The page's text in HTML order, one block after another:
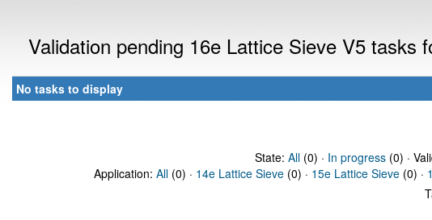
Validation pending 16e Lattice Sieve V5 tasks
No tasks to display
State: All(0) · In progress(0) ·
Application: All (0) · 14e Lattice Sieve (0) · 15e Lattice Sieve (0) ·